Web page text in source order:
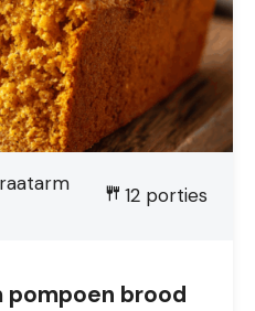
12porties
pompoen brood